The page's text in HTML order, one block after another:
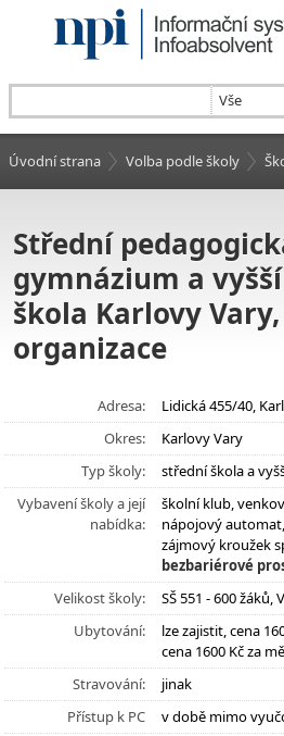
Úvodní strana Volba podle školy
Střední
gymnázium a
škola Karlovy
organizace
Adresa:
Lidická 455/40,
Okres:
Karlovy Vary
Typ školy:
střední škola a
Vybavení školy a její
nabídka:
školní klub,
nápojový
zájmový kroužek
bezbariérové
Velikost školy:
SŠ 551 - 600 žáků,
Ubytování:
lze zajistit, cena
cena 1600 Kč za
Stravování:
jinak
Přístup k PC
v době mimo